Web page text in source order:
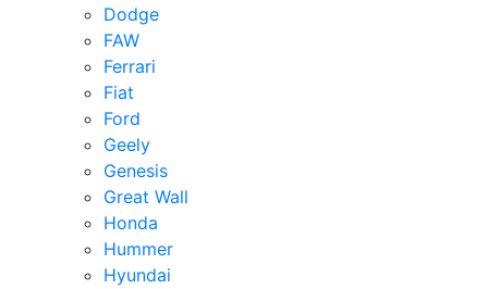
Dodge
FAW
Ferrari
Fiat
Ford
Geely
Genesis
Great Wall
Honda
Hummer
Hyundai